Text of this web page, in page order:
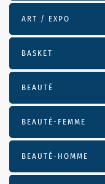
ART / EXPO
BASKET
BEAUTÉ
BEAUTÉ-FEMME
BEAUTÉ-HOMME